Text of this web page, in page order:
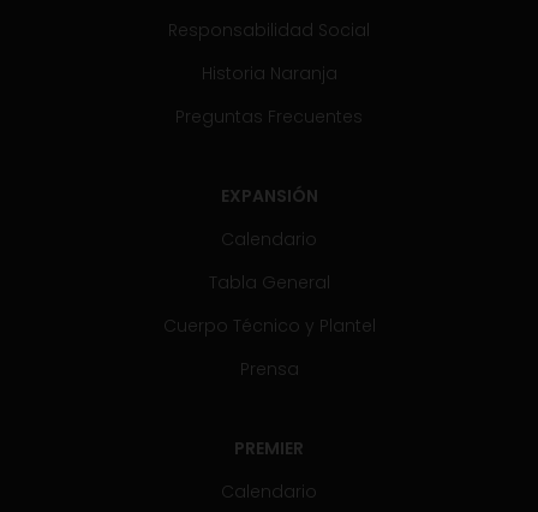
Responsabilidad Social
Historia Naranja
Preguntas Frecuentes
EXPANSIÓN
Calendario
Tabla General
Cuerpo Técnico y Plantel
Prensa
PREMIER
Calendario